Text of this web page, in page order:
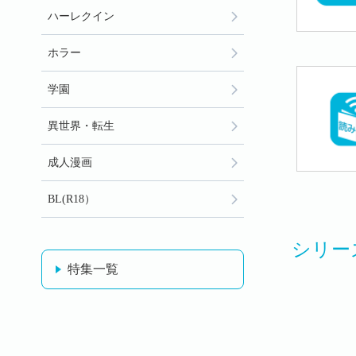
シリー
ハーレクイン
ホラー
学園
異世界・転生
成人漫画
BL(R18）
特集一覧